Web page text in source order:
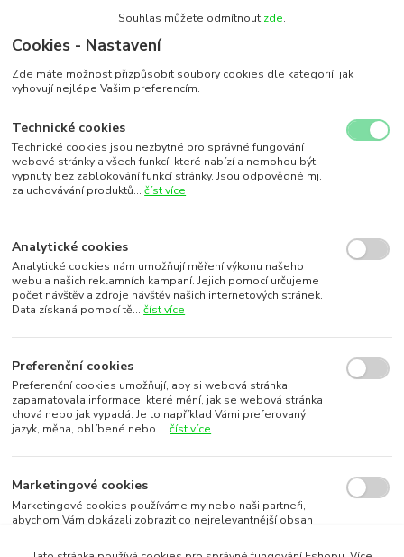
Souhlas můžete odmítnout zde.
Cookies - Nastavení
Zde máte možnost přizpůsobit soubory cookies dle kategorií, jak
vyhovují nejlépe Vašim preferencím.
Technické cookies
Technické cookies jsou nezbytné pro správné fungování
webové stránky a všech funkcí, které nabízí a nemohou být
vypnuty bez zablokování funkcí stránky. Jsou odpovědné mj.
za uchovávání produktů...číst více
Analytické cookies
Analytické cookies nám umožňují měření výkonu našeho
webu a našich reklamních kampaní. Jejich pomocí určujeme
počet návštěv a zdroje návštěv našich internetových stránek.
Data získaná pomocí tě...číst více
Preferenční cookies
Preferenční cookies umožňují, aby si webová stránka
zapamatovala informace, které mění, jak se webová stránka
chová nebo jak vypadá. Je to například Vámi preferovaný
jazyk, měna, oblíbené nebo ...číst více
Marketingové cookies
Marketingové cookies používáme my nebo naši partneři,
abychom Vám dokázali zobrazit co nejrelevantnější obsah
subjektů. To je možn... číst více